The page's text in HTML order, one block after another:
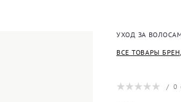
УХОД ЗА
ВСЕ ТОВАРЫ
/0